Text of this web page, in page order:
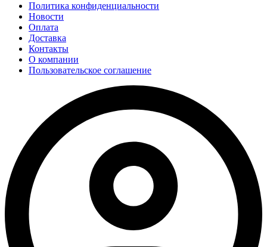
Политика конфиденциальности
Новости
Оплата
Доставка
Контакты
О компании
Пользовательское соглашение